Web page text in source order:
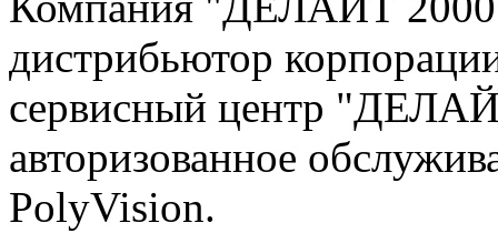
дистрибьютор
сервисный центр
авторизованное
PolyVision.